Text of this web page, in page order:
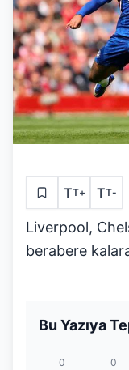
TT+ TT-
Liverpool,
berabere
Bu Yazıya
0 0